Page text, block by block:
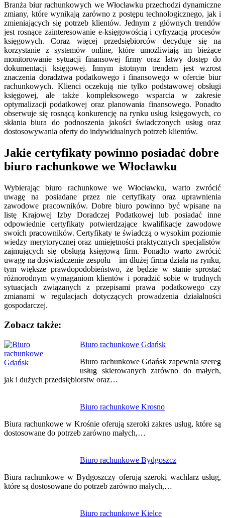
Branża biur rachunkowych we Włocławku przechodzi dynamiczne
zmiany, które wynikają zarówno z postępu technologicznego, jak i
zmieniających się potrzeb klientów. Jednym z głównych trendów
jest rosnące zainteresowanie e-księgowością i cyfryzacją procesów
księgowych. Coraz więcej przedsiębiorców decyduje się na
korzystanie z systemów online, które umożliwiają im bieżące
monitorowanie sytuacji finansowej firmy oraz łatwy dostęp do
dokumentacji księgowej. Innym istotnym trendem jest wzrost
znaczenia doradztwa podatkowego i finansowego w ofercie biur
rachunkowych. Klienci oczekują nie tylko podstawowej obsługi
księgowej, ale także kompleksowego wsparcia w zakresie
optymalizacji podatkowej oraz planowania finansowego. Ponadto
obserwuje się rosnącą konkurencję na rynku usług księgowych, co
skłania biura do podnoszenia jakości świadczonych usług oraz
dostosowywania oferty do indywidualnych potrzeb klientów.
Jakie certyfikaty powinno posiadać dobre
biuro rachunkowe we Włocławku
Wybierając biuro rachunkowe we Włocławku, warto zwrócić
uwagę na posiadane przez nie certyfikaty oraz uprawnienia
zawodowe pracowników. Dobre biuro powinno być wpisane na
listę Krajowej Izby Doradczej Podatkowej lub posiadać inne
odpowiednie certyfikaty potwierdzające kwalifikacje zawodowe
swoich pracowników. Certyfikaty te świadczą o wysokim poziomie
wiedzy merytorycznej oraz umiejętności praktycznych specjalistów
zajmujących się obsługą księgową firm. Ponadto warto zwrócić
uwagę na doświadczenie zespołu – im dłużej firma działa na rynku,
tym większe prawdopodobieństwo, że będzie w stanie sprostać
różnorodnym wymaganiom klientów i poradzić sobie w trudnych
sytuacjach związanych z przepisami prawa podatkowego czy
zmianami w regulacjach dotyczących prowadzenia działalności
gospodarczej.
Zobacz także:
Biuro rachunkowe Gdańsk
Biuro rachunkowe Gdańsk zapewnia szereg
usług skierowanych zarówno do małych,
jak i dużych przedsiębiorstw oraz…
Biuro rachunkowe Krosno
Biura rachunkowe w Krośnie oferują szeroki zakres usług, które są
dostosowane do potrzeb zarówno małych,…
Biuro rachunkowe Bydgoszcz
Biura rachunkowe w Bydgoszczy oferują szeroki wachlarz usług,
które są dostosowane do potrzeb zarówno małych,…
Biuro rachunkowe Kielce
Nawigacja
wpisu